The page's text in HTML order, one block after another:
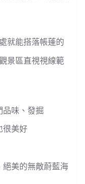
就能搭落帳蓬的
景區直視視線範
品味、發掘
很美好
絕美的無敵蔚藍海